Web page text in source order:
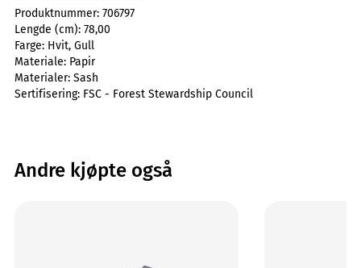
Produktnummer: 706797
Lengde (cm): 78,00
Farge: Hvit, Gull
Materiale: Papir
Materialer: Sash
Sertifisering: FSC - Forest Stewardship Council
Andre kjøpte også